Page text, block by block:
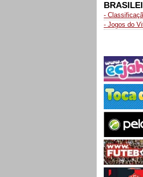
-
- Jogos do